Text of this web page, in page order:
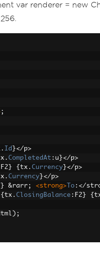
var renderer = new
;
. Id }</p>
. CompletedAt : u }</p>
F2 } { tx . Currency }</p>
. Currency }</p>
} &rarr ; <strong> To :</
{ tx . ClosingBalance : F2 } {
);